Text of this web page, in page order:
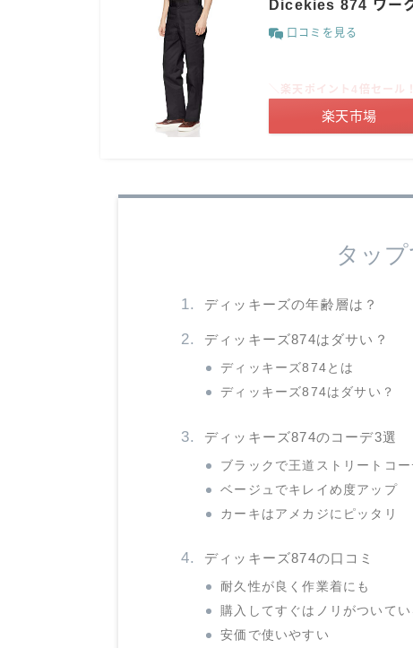
Dicekies 874 ワー
口コミを見る
＼楽天ポイント4倍セール
楽天市場
タッ
ディッキーズの年齢層は？
ディッキーズ874はダサい？
ディッキーズ874とは
ディッキーズ874はダサい？
ディッキーズ874のコーデ3選
ブラックで王道ストリートコー
ベージュでキレイめ度アップ
カーキはアメカジにピッタリ
ディッキーズ874の口コミ
耐久性が良く作業着にも
購入してすぐはノリがついてい
安価で使いやすい